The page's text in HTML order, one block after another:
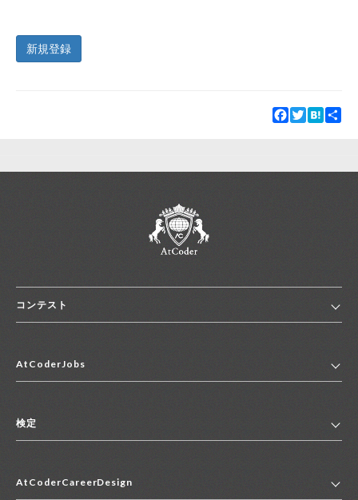
新規登録
Facebook
TwitterHatena
コンテスト
コンテスト一覧
便利リンク集
AtCoderJobs
2027年新卒採用求人一覧
中途採用求人一覧
検定
マイページ
AtCoderCareerDesign